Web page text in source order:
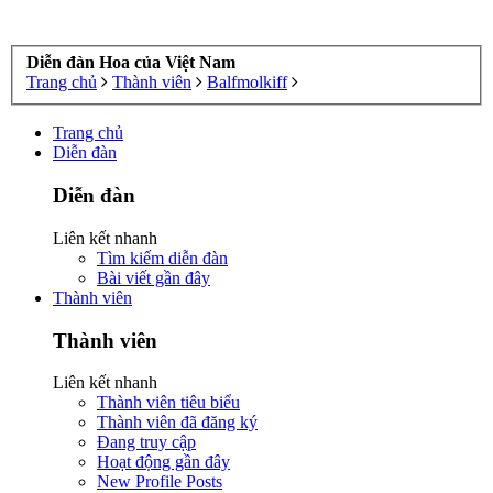
Diễn đàn Hoa của Việt Nam
Trang chủ
Thành viên Balfmolkiff
Trang chủ
Diễn đàn
Diễn đàn
Liên kết nhanh
Tìm kiếm diễn đàn
Bài viết gần đây
Thành viên
Thành viên
Liên kết nhanh
Thành viên tiêu biểu
Thành viên đã đăng ký
Đang truy cập
Hoạt động gần đây
New Profile Posts